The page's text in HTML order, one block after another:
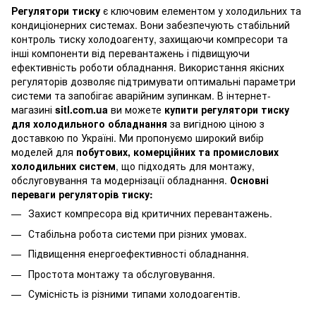
Регулятори тиску є ключовим елементом у холодильних та
кондиціонерних системах. Вони забезпечують стабільний
контроль тиску холодоагенту, захищаючи компресори та
інші компоненти від перевантажень і підвищуючи
ефективність роботи обладнання. Використання якісних
регуляторів дозволяє підтримувати оптимальні параметри
системи та запобігає аварійним зупинкам. В інтернет-
магазині sitl.com.ua ви можете купити регулятори тиску
для холодильного обладнання за вигідною ціною з
доставкою по Україні. Ми пропонуємо широкий вибір
моделей для побутових, комерційних та промислових
холодильних систем, що підходять для монтажу,
обслуговування та модернізації обладнання. Основні
переваги регуляторів тиску:
Захист компресора від критичних перевантажень.
Стабільна робота системи при різних умовах.
Підвищення енергоефективності обладнання.
Простота монтажу та обслуговування.
Сумісність із різними типами холодоагентів.